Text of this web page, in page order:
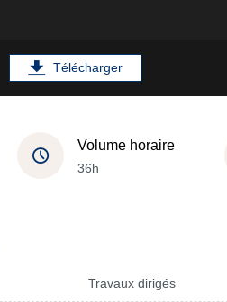
Télécharger
Volume horaire
36h
Travaux dirigés